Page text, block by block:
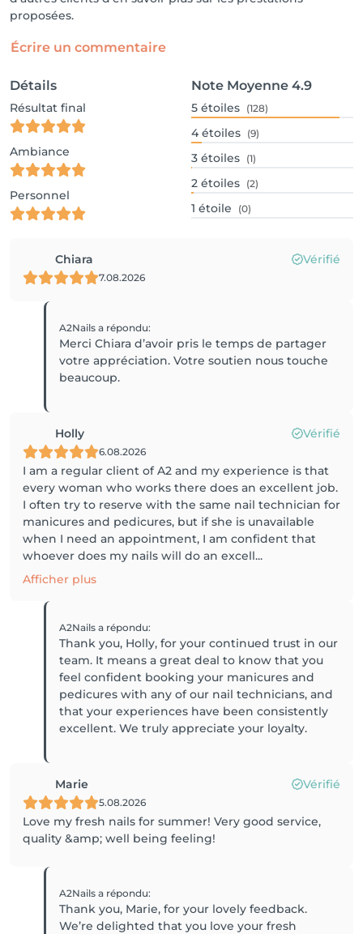
proposées.
Écrire un commentaire
Détails
Résultat final
Ambiance
Personnel
Note Moyenne 4.9
5 étoiles (128)
4 étoiles (9)
3 étoiles (1)
2 étoiles (2)
1 étoile (0)
Chiara Vérifié
7.08.2026
A2Nailsa répondu:
Merci Chiara d’avoir pris le temps de partager
votre appréciation. Votre soutien nous touche
beaucoup.
Holly Vérifié
6.08.2026
I am a regular client of A2 and my experience is that
every woman who works there does an excellent job.
I often try to reserve with the same nail technician for
manicures and pedicures, but if she is unavailable
when I need an appointment, I am confident that
whoever does my nails will do an excell...
Afficher plus
A2Nailsa répondu:
Thank you, Holly, for your continued trust in our
team. It means a great deal to know that you
feel confident booking your manicures and
pedicures with any of our nail technicians, and
that your experiences have been consistently
excellent. We truly appreciate your loyalty.
Marie Vérifié
5.08.2026
Love my fresh nails for summer! Very good service,
quality &amp; well being feeling!
A2Nailsa répondu:
Thank you, Marie, for your lovely feedback.
We’re delighted that you love your fresh